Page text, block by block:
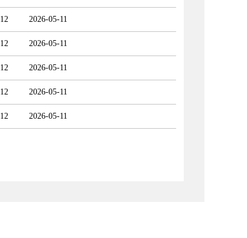
2026-05-11
2026-05-11
2026-05-11
2026-05-11
2026-05-11